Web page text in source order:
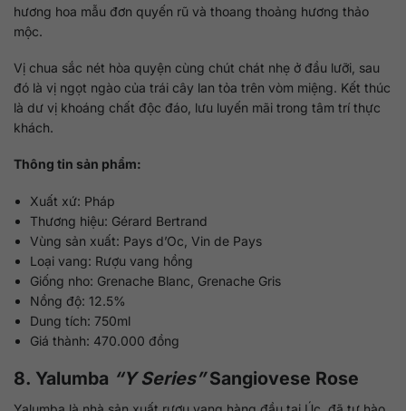
hương hoa mẫu đơn quyến rũ và thoang thoảng hương thảo
mộc.
Vị chua sắc nét hòa quyện cùng chút chát nhẹ ở đầu lưỡi, sau
đó là vị ngọt ngào của trái cây lan tỏa trên vòm miệng. Kết thúc
là dư vị khoáng chất độc đáo, lưu luyến mãi trong tâm trí thực
khách.
Thông tin sản phẩm:
Xuất xứ: Pháp
Thương hiệu: Gérard Bertrand
Vùng sản xuất: Pays d’Oc, Vin de Pays
Loại vang: Rượu vang hồng
Giống nho: Grenache Blanc, Grenache Gris
Nồng độ: 12.5%
Dung tích: 750ml
Giá thành: 470.000 đồng
8. Yalumba “Y Series”Sangiovese Rose